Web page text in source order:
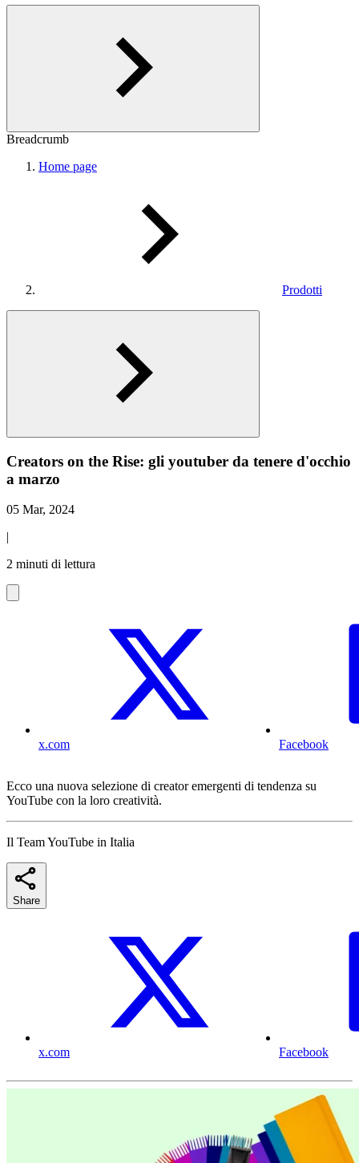
Breadcrumb
Home page
Prodotti
Creators on the Rise: gli youtuber da tenere d'occhio
a marzo
05 Mar, 2024
|
2 minuti di lettura
x.com Facebook
Ecco una nuova selezione di creator emergenti di tendenza su
YouTube con la loro creatività.
Il Team YouTube in Italia
Share
x.com Facebook